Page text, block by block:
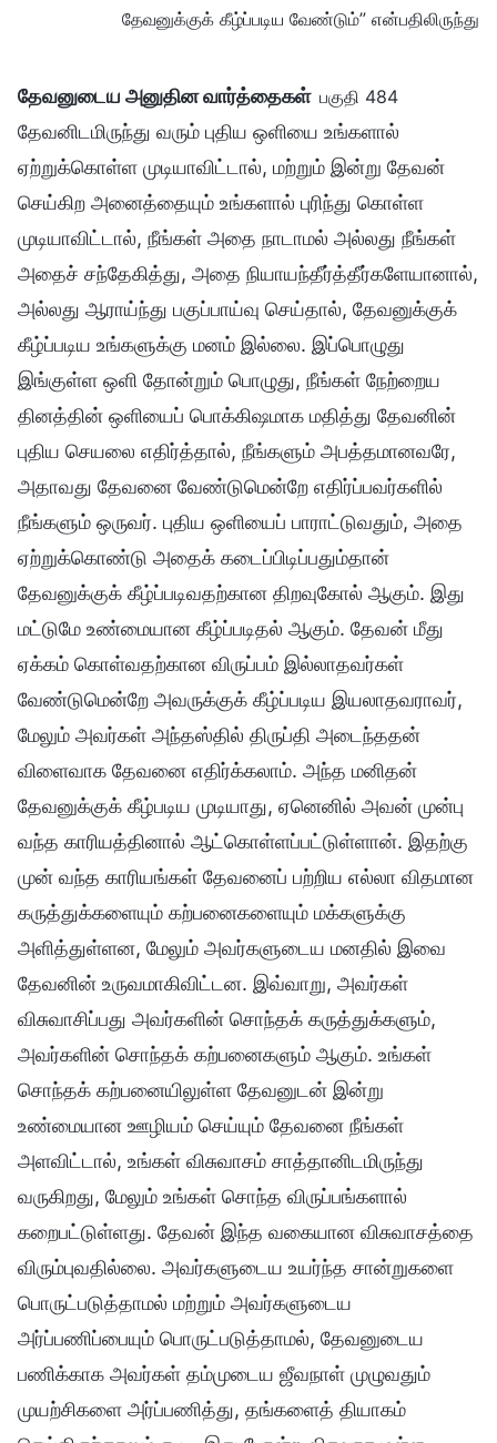
தேவனுக்குக் கீழ்ப்படிய வேண்டும்” என்பதிலிருந்து
தேவனுடைய அனுதின வார்த்தைகள் பகுதி 484
தேவனிடமிருந்து வரும் புதிய ஒளியை உங்களால்
ஏற்றுக்கொள்ள முடியாவிட்டால், மற்றும் இன்று தேவன்
செய்கிற அனைத்தையும் உங்களால் புரிந்து கொள்ள
முடியாவிட்டால், நீங்கள் அதை நாடாமல் அல்லது நீங்கள்
அதைச் சந்தேகித்து, அதை நியாயந்தீர்த்தீர்களேயானால்,
அல்லது ஆராய்ந்து பகுப்பாய்வு செய்தால், தேவனுக்குக்
கீழ்ப்படிய உங்களுக்கு மனம் இல்லை. இப்பொழுது
இங்குள்ள ஒளி தோன்றும் பொழுது, நீங்கள் நேற்றைய
தினத்தின் ஒளியைப் பொக்கிஷமாக மதித்து தேவனின்
புதிய செயலை எதிர்த்தால், நீங்களும் அபத்தமானவரே,
அதாவது தேவனை வேண்டுமென்றே எதிர்ப்பவர்களில்
நீங்களும் ஒருவர். புதிய ஒளியைப் பாராட்டுவதும், அதை
ஏற்றுக்கொண்டு அதைக் கடைப்பிடிப்பதும்தான்
தேவனுக்குக் கீழ்ப்படிவதற்கான திறவுகோல் ஆகும். இது
மட்டுமே உண்மையான கீழ்ப்படிதல் ஆகும். தேவன் மீது
ஏக்கம் கொள்வதற்கான விருப்பம் இல்லாதவர்கள்
வேண்டுமென்றே அவருக்குக் கீழ்ப்படிய இயலாதவராவர்,
மேலும் அவர்கள் அந்தஸ்தில் திருப்தி அடைந்ததன்
விளைவாக தேவனை எதிர்க்கலாம். அந்த மனிதன்
தேவனுக்குக் கீழ்படிய முடியாது, ஏனெனில் அவன் முன்பு
வந்த காரியத்தினால் ஆட்கொள்ளப்பட்டுள்ளான். இதற்கு
முன் வந்த காரியங்கள் தேவனைப் பற்றிய எல்லா விதமான
கருத்துக்களையும் கற்பனைகளையும் மக்களுக்கு
அளித்துள்ளன, மேலும் அவர்களுடைய மனதில் இவை
தேவனின் உருவமாகிவிட்டன. இவ்வாறு, அவர்கள்
விசுவாசிப்பது அவர்களின் சொந்தக் கருத்துக்களும்,
அவர்களின் சொந்தக் கற்பனைகளும் ஆகும். உங்கள்
சொந்தக் கற்பனையிலுள்ள தேவனுடன் இன்று
உண்மையான ஊழியம் செய்யும் தேவனை நீங்கள்
அளவிட்டால், உங்கள் விசுவாசம் சாத்தானிடமிருந்து
வருகிறது, மேலும் உங்கள் சொந்த விருப்பங்களால்
கறைபட்டுள்ளது. தேவன் இந்த வகையான விசுவாசத்தை
விரும்புவதில்லை. அவர்களுடைய உயர்ந்த சான்றுகளை
பொருட்படுத்தாமல் மற்றும் அவர்களுடைய
அர்ப்பணிப்பையும் பொருட்படுத்தாமல், தேவனுடைய
பணிக்காக அவர்கள் தம்முடைய ஜீவநாள் முழுவதும்
முயற்சிகளை அர்ப்பணித்து, தங்களைத் தியாகம்